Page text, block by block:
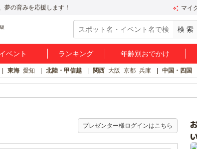
夢の育みを応援します！ マイ
ベント ランキング 年齢別おでかけ
東海 愛知 北陸・甲信越 関西 大阪 京都 兵庫 中国・四国
プレゼンター様ログインはこちら